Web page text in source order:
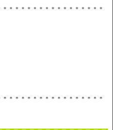
＊＊＊＊＊＊＊＊＊＊＊＊＊＊＊＊
＊＊＊＊＊＊＊＊＊＊＊＊＊＊＊＊